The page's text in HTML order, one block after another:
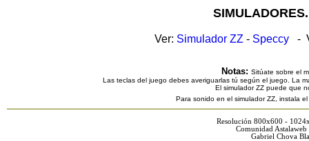
Ver: Simulador ZZ - Speccy -
Notas: Sitúate sobre el
Las teclas del juego debes averiguarlas tú según el juego. La
El simulador ZZ puede que
Para sonido en el simulador ZZ, instala
Resolución 800x600 -
Comunidad
Gabriel Chova